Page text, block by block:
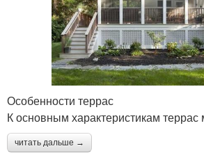
Особенности террас
К основным характеристикам террас
читать дальше →